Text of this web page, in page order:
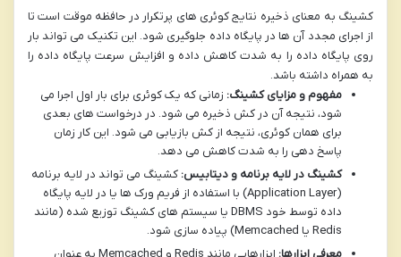
کشینگ به معنای ذخیره نتایج کوئری های پرتکرار در حافظه موقت است تا
از اجرای مجدد آن ها در پایگاه داده جلوگیری شود. این تکنیک می تواند بار
روی پایگاه داده را به شدت کاهش داده و افزایش سرعت پایگاه داده را
به همراه داشته باشد.
مفهوم و مزایای کشینگ: زمانی که یک کوئری برای بار اول اجرا می
شود، نتیجه آن در کش ذخیره می شود. در درخواست های بعدی
برای همان کوئری، نتیجه از کش بازیابی می شود. این کار زمان
پاسخ دهی را به شدت کاهش می دهد.
کشینگ در لایه برنامه و دیتابیس: کشینگ می تواند در لایه برنامه
(Application Layer) با استفاده از فریم ورک ها یا در لایه پایگاه
داده توسط خود DBMS یا سیستم های کشینگ توزیع شده (مانند
Redis یا Memcached) پیاده سازی شود.
معرفی ابزارها:
ابزارهایی مانند Redis و Memcached به عنوان